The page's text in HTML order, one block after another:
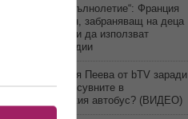
„Дигитално пълнолетие“: Франция
приема закон, забраняващ на деца
под 15 години да използват
социални медии
Уволнили Рая Пеева от bTV заради
скандала и псувните в
междуградския автобус? (ВИДЕО)